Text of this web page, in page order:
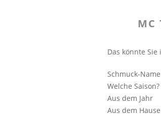
Das könnte
Schmuck-Name
Welche Saison?
Aus dem Jahr
Aus dem Hause